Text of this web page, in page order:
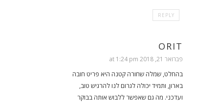
REPLY
ORIT
פברואר 21, 2018 at 1:24 pm
בהחלט, שמלה שחורה קטנה היא פריט חובה
בארון, ותמיד יכולה לגרום לנו להרגיש טוב,
ועדכני. מה גם שאפשר ללבוש אותה בבוקר